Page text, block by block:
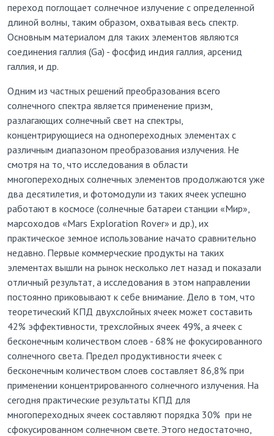
переход поглощает солнечное излучение с определенной
длиной волны, таким образом, охватывая весь спектр.
Основным материалом для таких элементов являются
соединения галлия (Ga) - фосфид индия галлия, арсенид
галлия, и др.
Одним из частных решений преобразования всего
солнечного спектра является применение призм,
разлагающих солнечный свет на спектры,
концентрирующиеся на однопереходных элементах с
различным диапазоном преобразования излучения. Не
смотря на то, что исследования в области
многопереходных солнечных элементов продолжаются уже
два десятилетия, и фотомодули из таких ячеек успешно
работают в космосе (солнечные батареи станции «Мир»,
марсоходов «Mars Exploration Rover» и др.), их
практическое земное использование начато сравнительно
недавно. Первые коммерческие продукты на таких
элементах вышли на рынок несколько лет назад и показали
отличный результат, а исследования в этом направлении
постоянно приковывают к себе внимание. Дело в том, что
теоретический КПД двухслойных ячеек может составить
42% эффективности, трехслойных ячеек 49%, а ячеек с
бесконечным количеством слоев - 68% не фокусированного
солнечного света. Предел продуктивности ячеек с
бесконечным количеством слоев составляет 86,8% при
применении концентрированного солнечного излучения. На
сегодня практические результаты КПД для
многопереходных ячеек составляют порядка 30% при не
сфокусированном солнечном свете. Этого недостаточно,